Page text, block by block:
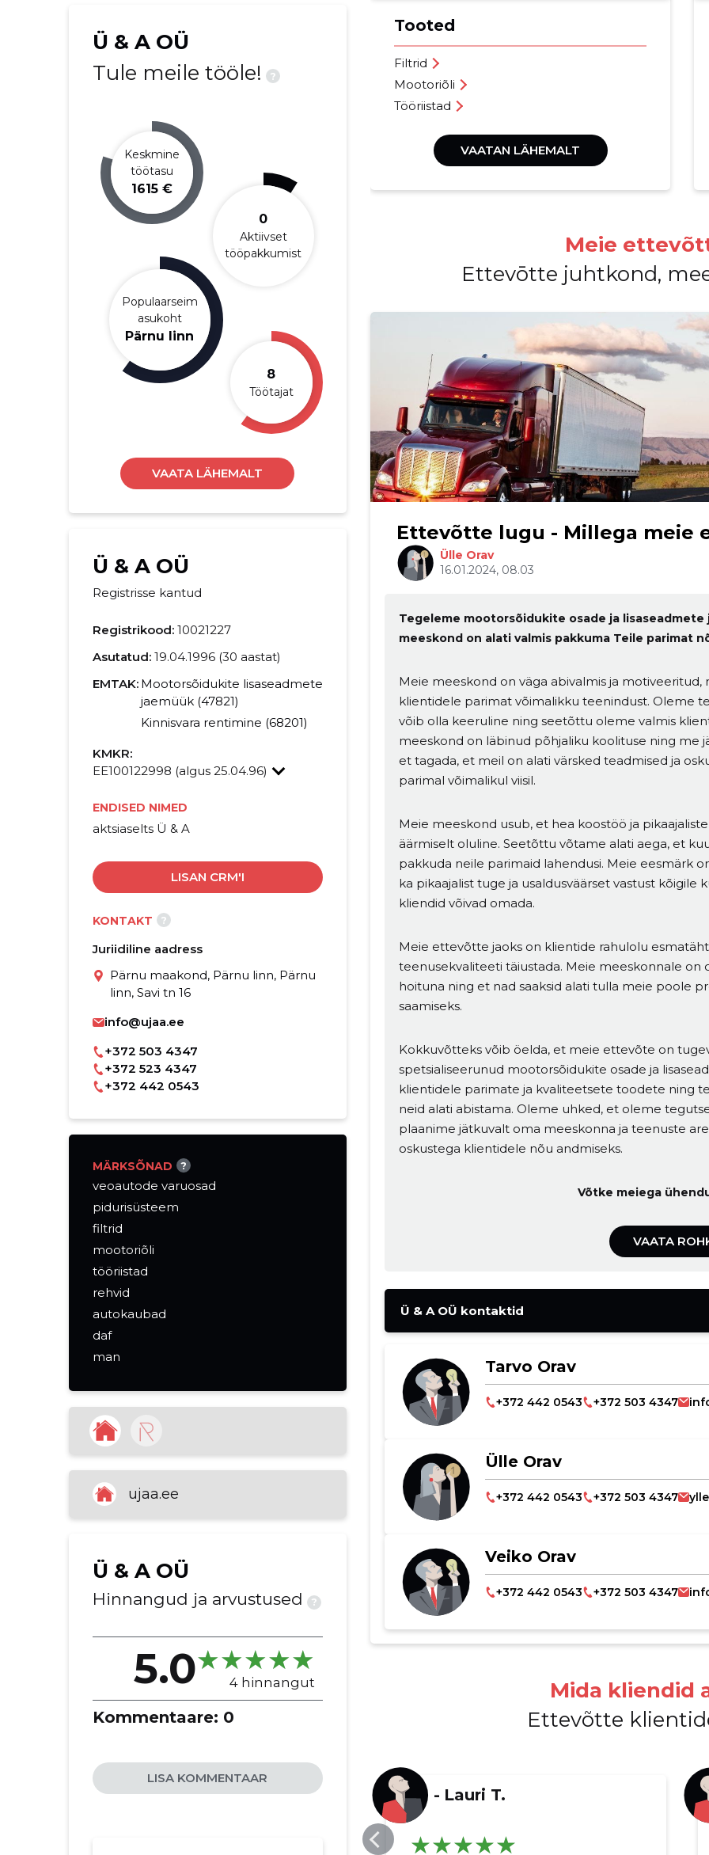
Ü & A OÜ
Tule meile tööle!
?
Keskmine
töötasu
1615 €
0
Aktiivset
tööpakkumist
Populaarseim
asukoht
Pärnu linn
8
Töötajat
VAATA LÄHEMALT
Ü & A OÜ
Registrisse kantud
Registrikood: 10021227
Asutatud: 19.04.1996 (30 aastat)
EMTAK: Mootorsõidukite lisaseadmete
jaemüük (47821)
Kinnisvara rentimine (68201)
KMKR:
EE100122998 (algus 25.04.96)
ENDISED NIMED
aktsiaselts Ü & A
LISAN CRM'I
KONTAKT ?
Juriidiline aadress
Pärnu maakond, Pärnu linn, Pärnu
linn, Savi tn 16
info@ujaa.ee
+372 503 4347
+372 523 4347
+372 442 0543
MÄRKSÕNAD ?
veoautode varuosad
pidurisüsteem
filtrid
mootoriõli
tööriistad
rehvid
autokaubad
daf
man
elekter
piduriosad
jaemüük
ujaa.ee
Ü & A OÜ
Hinnangud ja arvustused ?
5.0 4 hinnangut
Kommentaare: 0
LISA KOMMENTAAR
Tooted
Filtrid
Mootoriõli
Tööriistad
VAATAN LÄHEMALT
Meie
Ettevōtte juhtkond,
Ettevõtte lugu - Millega meie
Ülle Orav
16.01.2024, 08.03
Tegeleme mootorsõidukite osade ja lisaseadmete
meeskond on alati valmis pakkuma Teile parimat
Meie meeskond on väga abivalmis ja
klientidele parimat võimalikku teenindust. Oleme
võib olla keeruline ning seetõttu oleme valmis
meeskond on läbinud põhjaliku koolituse ning me
et tagada, et meil on alati värsked teadmised ja
parimal võimalikul viisil.
Meie meeskond usub, et hea koostöö ja
äärmiselt oluline. Seetõttu võtame alati aega, et
pakkuda neile parimaid lahendusi. Meie eesmärk
ka pikaajalist tuge ja usaldusväärset vastust
kliendid võivad omada.
Meie ettevõtte jaoks on klientide rahulolu
teenusekvaliteeti täiustada. Meie meeskonnale on
hoituna ning et nad saaksid alati tulla meie poole
saamiseks.
Kokkuvõtteks võib öelda, et meie ettevõte on
spetsialiseerunud mootorsõidukite osade ja
klientidele parimate ja kvaliteetsete toodete ning
neid alati abistama. Oleme uhked, et oleme
plaanime jätkuvalt oma meeskonna ja teenuste
oskustega klientidele nõu andmiseks.
Võtke meiega
VAATA
Ü & A OÜ kontaktid
Tarvo Orav
+372 442 0543 +372 503 4347
Ülle Orav
+372 442 0543 +372 503 4347
Veiko Orav
+372 442 0543 +372 503 4347
Mida kliendid
Ettevõtte
- Lauri T.
Muuda pildi kirjeldust
MUUDA